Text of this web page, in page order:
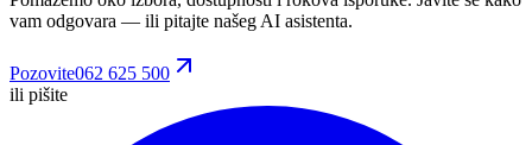
vam odgovara — ili pitajte našeg AI asistenta.
Pozovite062 625 500
ili pišite